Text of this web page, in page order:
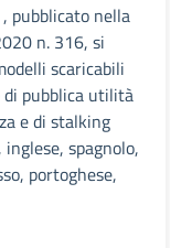
pubblicato nella
n. 316, si
scaricabili
pubblica utilità
e di stalking
spagnolo,
portoghese,